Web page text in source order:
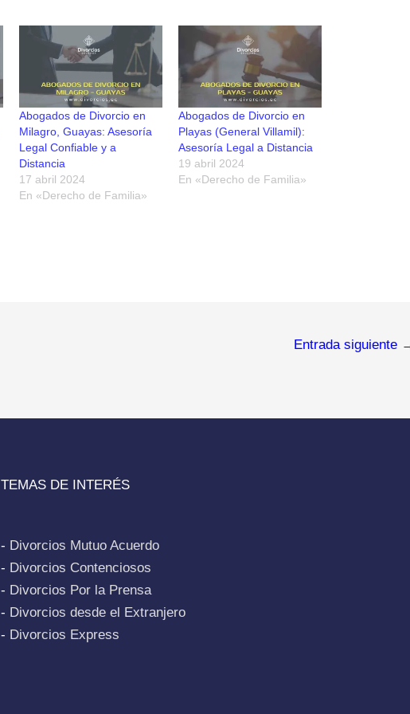
Abogados de Divorcio en
Milagro, Guayas: Asesoría
Legal Confiable y a
Distancia
17 abril 2024
En «Derecho de Familia»
Abogados de Divorcio en
Playas (General Villamil):
Asesoría Legal a Distancia
19 abril 2024
En «Derecho de Familia»
Entrada siguiente
TEMAS DE INTERÉS
- Divorcios Mutuo Acuerdo
- Divorcios Contenciosos
- Divorcios Por la Prensa
- Divorcios desde el Extranjero
- Divorcios Express